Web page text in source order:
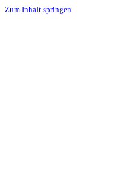
Zum Inhalt springen